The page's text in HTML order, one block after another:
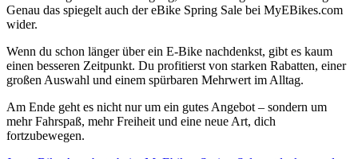
Genau das spiegelt auch der eBike Spring Sale bei MyEBikes.com
wider.
Wenn du schon länger über ein E-Bike nachdenkst, gibt es kaum
einen besseren Zeitpunkt. Du profitierst von starken Rabatten, einer
großen Auswahl und einem spürbaren Mehrwert im Alltag.
Am Ende geht es nicht nur um ein gutes Angebot – sondern um
mehr Fahrspaß, mehr Freiheit und eine neue Art, dich
fortzubewegen.